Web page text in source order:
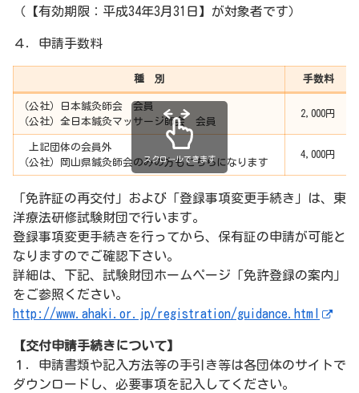
（【有効期限：平成34年3月31日】が対象者です）
４．申請手数料
種 別 手数料
（公社）日本鍼灸師会 会員
（公社）全日本鍼灸マッサージ師会 会員
2,000円
上記団体の会員外
（公社）岡山県鍼灸師会のみの方もこちらになります
4,000円
スクロールできます
「免許証の再交付」および「登録事項変更手続き」は、東
洋療法研修試験財団で行います。
登録事項変更手続きを行ってから、保有証の申請が可能と
なりますのでご確認下さい。
詳細は、下記、試験財団ホームページ「免許登録の案内」
をご参照ください。
http://www.ahaki.or.jp/registration/guidance.html
【交付申請手続きについて】
１．申請書類や記入方法等の手引き等は各団体のサイトで
ダウンロードし、必要事項を記入してください。